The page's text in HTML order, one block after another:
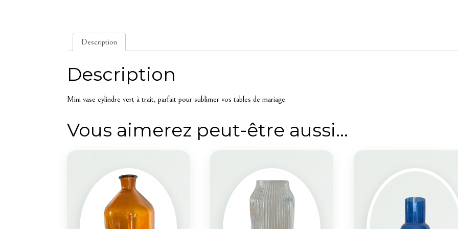
Description
Description
Mini vase cylindre vert à trait, parfait pour sublimer vos tables de mariage.
Vous aimerez peut-être aussi…